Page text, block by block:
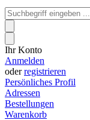
Ihr Konto
Anmelden
oderregistrieren
Persönliches Profil
Adressen
Bestellungen
Warenkorb